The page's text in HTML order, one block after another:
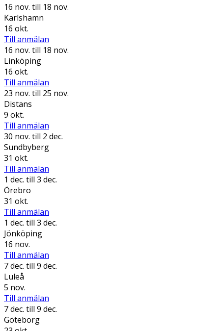
16 nov. till 18 nov.
Karlshamn
16 okt.
Till anmälan
16 nov. till 18 nov.
Linköping
16 okt.
Till anmälan
23 nov. till 25 nov.
Distans
9 okt.
Till anmälan
30 nov. till 2 dec.
Sundbyberg
31 okt.
Till anmälan
1 dec. till 3 dec.
Örebro
31 okt.
Till anmälan
1 dec. till 3 dec.
Jönköping
16 nov.
Till anmälan
7 dec. till 9 dec.
Luleå
5 nov.
Till anmälan
7 dec. till 9 dec.
Göteborg